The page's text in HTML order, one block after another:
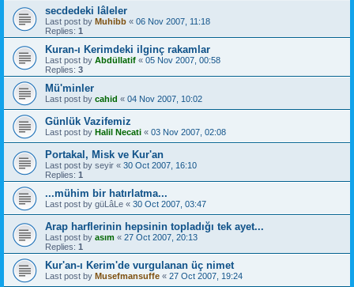
secdedeki lâleler
Last post by Muhibb « 06 Nov 2007, 11:18
Replies: 1
Kuran-ı Kerimdeki ilginç rakamlar
Last post by Abdüllatif « 05 Nov 2007, 00:58
Replies: 3
Mü'minler
Last post by cahid « 04 Nov 2007, 10:02
Günlük Vazifemiz
Last post by Halil Necati « 03 Nov 2007, 02:08
Portakal, Misk ve Kur'an
Last post by seyir « 30 Oct 2007, 16:10
Replies: 1
...mühim bir hatırlatma...
Last post by güLâLe « 30 Oct 2007, 03:47
Arap harflerinin hepsinin topladığı tek ayet...
Last post by asım « 27 Oct 2007, 20:13
Replies: 1
Kur'an-ı Kerim'de vurgulanan üç nimet
Last post by Musefmansuffe « 27 Oct 2007, 19:24